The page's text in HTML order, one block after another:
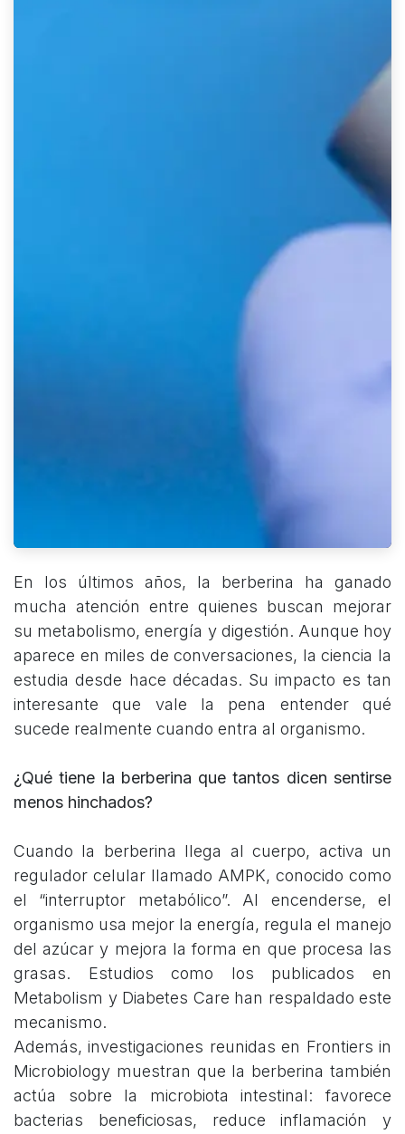
En los últimos años, la berberina ha ganado
mucha atención entre quienes buscan mejorar
su metabolismo, energía y digestión. Aunque hoy
aparece en miles de conversaciones, la ciencia la
estudia desde hace décadas. Su impacto es tan
interesante que vale la pena entender qué
sucede realmente cuando entra al organismo.
¿Qué tiene la berberina que tantos dicen sentirse
menos hinchados?
Cuando la berberina llega al cuerpo, activa un
regulador celular llamado AMPK, conocido como
el “interruptor metabólico”. Al encenderse, el
organismo usa mejor la energía, regula el manejo
del azúcar y mejora la forma en que procesa las
grasas. Estudios como los publicados en
Metabolism y Diabetes Care han respaldado este
mecanismo.
Además, investigaciones reunidas en Frontiers in
Microbiology muestran que la berberina también
actúa sobre la microbiota intestinal: favorece
bacterias beneficiosas, reduce inflamación y